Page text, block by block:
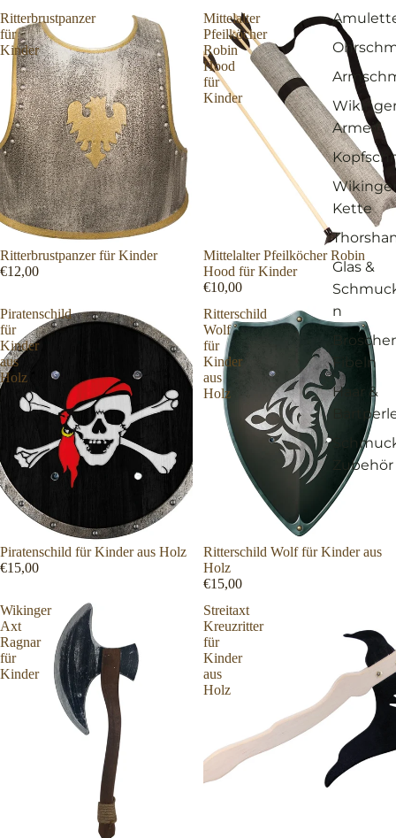
Armeif
Kette
Glas &
n
Fibeln
Haar &
Zubehör
Ritterbrustpanzer
für
Kinder
Ritterbrustpanzer für Kinder
€12,00
Mittelalter
Pfeilköcher
Robin
Hood
für
Kinder
Mittelalter Pfeilköcher Robin
Hood für Kinder
€10,00
Piratenschild
für
Kinder
aus
Holz
Piratenschild für Kinder aus Holz
€15,00
Ritterschild
Wolf
für
Kinder
aus
Holz
Ritterschild Wolf für Kinder aus
Holz
€15,00
Wikinger
Axt
Ragnar
für
Kinder
Streitaxt
Kreuzritter
für
Kinder
aus
Holz